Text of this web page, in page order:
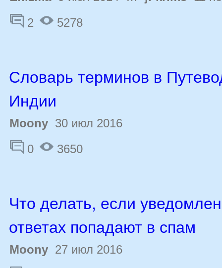
2
5278
Словарь терминов в
Индии
Moony 30 июл 2016
0
3650
Что делать, если
ответах попадают в спам
Moony 27 июл 2016